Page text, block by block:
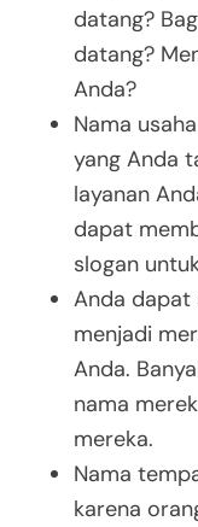
datang?
datang?
Anda?
Nama
yang Anda
layanan
dapat
slogan
Anda dapat
menjadi
Anda.
nama
mereka.
Nama
karena